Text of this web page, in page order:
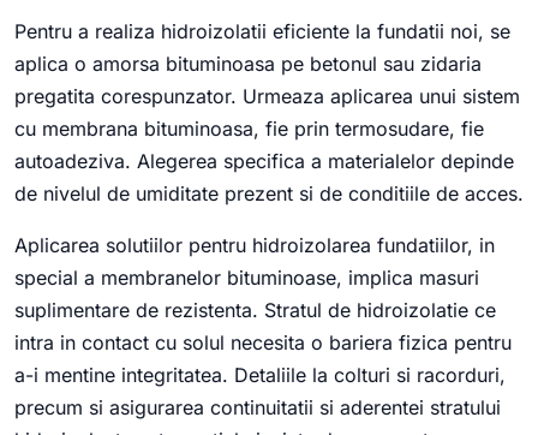
Pentru a realiza hidroizolatii eficiente la fundatii noi, se
aplica o amorsa bituminoasa pe betonul sau zidaria
pregatita corespunzator. Urmeaza aplicarea unui sistem
cu membrana bituminoasa, fie prin termosudare, fie
autoadeziva. Alegerea specifica a materialelor depinde
de nivelul de umiditate prezent si de conditiile de acces.
Aplicarea solutiilor pentru hidroizolarea fundatiilor, in
special a membranelor bituminoase, implica masuri
suplimentare de rezistenta. Stratul de hidroizolatie ce
intra in contact cu solul necesita o bariera fizica pentru
a-i mentine integritatea. Detaliile la colturi si racorduri,
precum si asigurarea continuitatii si aderentei stratului